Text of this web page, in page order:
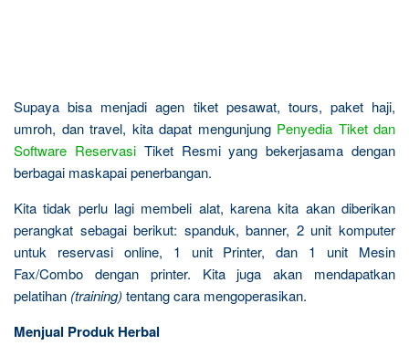
Supaya bisa menjadi agen tiket pesawat, tours, paket haji,
umroh, dan travel, kita dapat mengunjung Penyedia Tiket dan
Software ReservasiTiket Resmi yang bekerjasama dengan
berbagai maskapai penerbangan.
Kita tidak perlu lagi membeli alat, karena kita akan diberikan
perangkat sebagai berikut: spanduk, banner, 2 unit komputer
untuk reservasi online, 1 unit Printer, dan 1 unit Mesin
Fax/Combo dengan printer. Kita juga akan mendapatkan
pelatihan (training) tentang cara mengoperasikan.
Menjual Produk Herbal